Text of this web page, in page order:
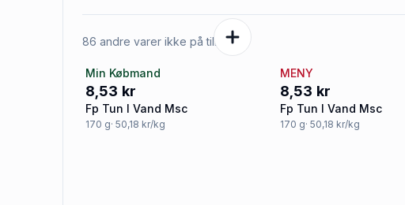
86 andre varer ikke på tilbud
Min Købmand
8,53 kr
Fp Tun I Vand Msc
170 g· 50,18 kr/kg
MENY
8,53 kr
Fp Tun I Vand Msc
170 g· 50,18 kr/kg